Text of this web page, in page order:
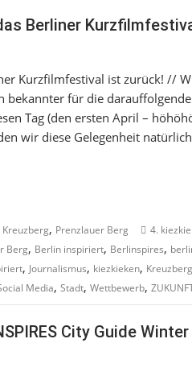
ist zurück‏! // Wir sind bekannt für wirre
bekannter für die
Tag (den ersten April –
wir diese Gelegenheit
Kreuzberg, Prenzlauer Berg 4.
Berg, Berlin inspiriert, Berlinspires,
, Journalismus, kiezkieken, Kreuzberg
Media, Stadt, Wettbewerb,
City Guide